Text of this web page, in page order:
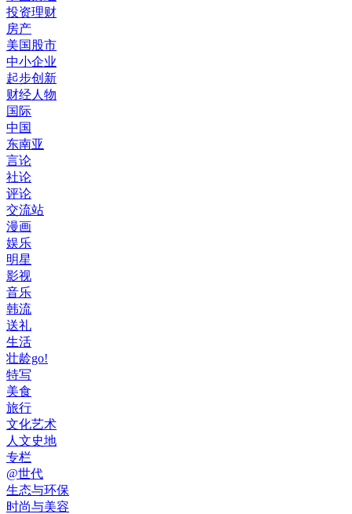
投资理财
房产
美国股市
中小企业
起步创新
财经人物
国际
中国
东南亚
言论
社论
评论
交流站
漫画
娱乐
明星
影视
音乐
韩流
送礼
生活
壮龄go!
特写
美食
旅行
文化艺术
人文史地
专栏
@世代
生态与环保
时尚与美容